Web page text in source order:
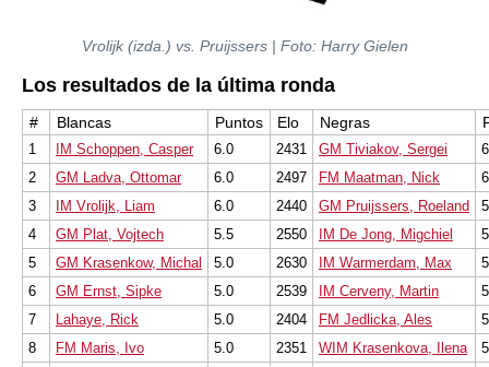
Vrolijk (izda.) vs. Pruijssers | Foto: Harry Gielen
Los resultados de la última ronda
# Blancas Puntos Elo Negras
1 IM Schoppen, Casper 6.0 2431 GM Tiviakov, Sergei
2
GM Ladva, Ottomar 6.0 2497 FM Maatman, Nick
3
IM Vrolijk, Liam 6.0 2440 GM Pruijssers, Roeland
4
GM Plat, Vojtech 5.5 2550 IM De Jong, Migchiel
5
GM Krasenkow, Michal 5.0 2630 IM Warmerdam, Max
6
GM Ernst, Sipke 5.0 2539 IM Cerveny, Martin
7
Lahaye, Rick 5.0 2404 FM Jedlicka, Ales
8
FM Maris, Ivo 5.0 2351 WIM Krasenkova, Ilena